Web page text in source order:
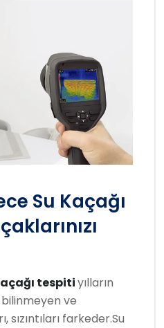
Su Kaçağı
tespitiyılların
ve
farkeder.Su